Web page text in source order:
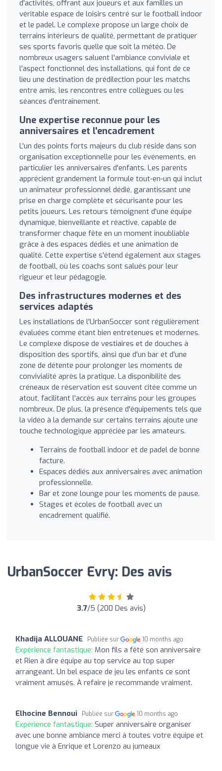
d'activités, offrant aux joueurs et aux familles un
véritable espace de loisirs centré sur le football indoor
et le padel. Le complexe propose un large choix de
terrains intérieurs de qualité, permettant de pratiquer
ses sports favoris quelle que soit la météo. De
nombreux usagers saluent l'ambiance conviviale et
l'aspect fonctionnel des installations, qui font de ce
lieu une destination de prédilection pour les matchs
entre amis, les rencontres entre collègues ou les
séances d'entraînement.
Une expertise reconnue pour les
anniversaires et l'encadrement
L'un des points forts majeurs du club réside dans son
organisation exceptionnelle pour les événements, en
particulier les anniversaires d'enfants. Les parents
apprécient grandement la formule tout-en-un qui inclut
un animateur professionnel dédié, garantissant une
prise en charge complète et sécurisante pour les
petits joueurs. Les retours témoignent d'une équipe
dynamique, bienveillante et réactive, capable de
transformer chaque fête en un moment inoubliable
grâce à des espaces dédiés et une animation de
qualité. Cette expertise s'étend également aux stages
de football, où les coachs sont salués pour leur
rigueur et leur pédagogie.
Des infrastructures modernes et des
services adaptés
Les installations de l'UrbanSoccer sont régulièrement
évaluées comme étant bien entretenues et modernes.
Le complexe dispose de vestiaires et de douches à
disposition des sportifs, ainsi que d'un bar et d'une
zone de détente pour prolonger les moments de
convivialité après la pratique. La disponibilité des
créneaux de réservation est souvent citée comme un
atout, facilitant l'accès aux terrains pour les groupes
nombreux. De plus, la présence d'équipements tels que
la vidéo à la demande sur certains terrains ajoute une
touche technologique appréciée par les amateurs.
Terrains de football indoor et de padel de bonne
facture.
Espaces dédiés aux anniversaires avec animation
professionnelle.
Bar et zone lounge pour les moments de pause.
Stages et écoles de football avec un
encadrement qualifié.
UrbanSoccer Evry: Des avis
3.7/5 (200 Des avis)
Khadija ALLOUANE Publiée sur 10 months ago
Expérience fantastique: Mon fils a fêté son anniversaire
et Rien à dire équipe au top service au top super
arrangeant. Un bel espace de jeu les enfants ce sont
vraiment amusés. À refaire je recommande vraiment.
Elhocine Bennoui Publiée sur 10 months ago
Expérience fantastique: Super anniversaire organiser
avec une bonne ambiance merci à toutes votre équipe et
longue vie à Enrique et Lorenzo au jumeaux